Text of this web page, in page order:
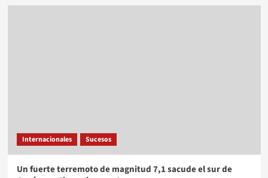
Internacionales Sucesos
Un fuerte terremoto de magnitud 7,1 sacude el sur de